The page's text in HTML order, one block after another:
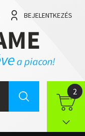
BEJELENTKEZÉS
2